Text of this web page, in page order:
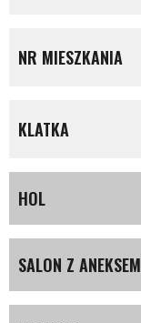
NR MIESZKANIA
KLATKA
HOL
SALON Z ANEKSEM